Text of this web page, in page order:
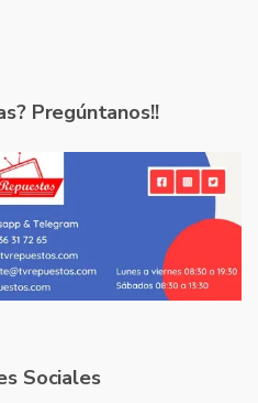
Pregúntanos!!
Sociales